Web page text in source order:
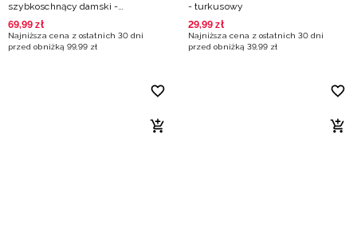
szybkoschnący damski -
turkusowy
69,99 zł
Najniższa cena z ostatnich 30 dni
przed obniżką 99,99 zł
- turkusowy
29,99 zł
Najniższa cena z ostatnich 30 dni
przed obniżką 39,99 zł